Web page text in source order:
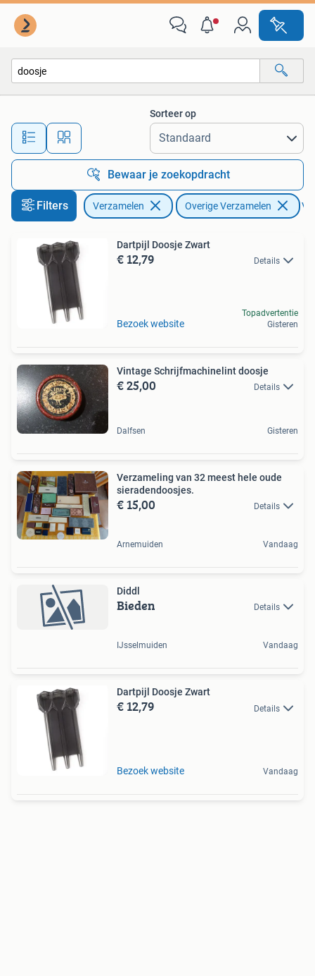
Alle afstanden…
Sorteer op
Bewaar je zoekopdracht
Filters Verzamelen Overige Verzamelen
Dartpijl Doosje Zwart
€ 12,79 Details
Bezoek website
Topadvertentie
Gisteren
Vintage Schrijfmachinelint doosje
€ 25,00 Details
Dalfsen Gisteren
Verzameling van 32 meest hele oude
sieradendoosjes.
€ 15,00 Details
Arnemuiden Vandaag
Diddl
Bieden Details
IJsselmuiden Vandaag
Dartpijl Doosje Zwart
€ 12,79 Details
Bezoek website Vandaag